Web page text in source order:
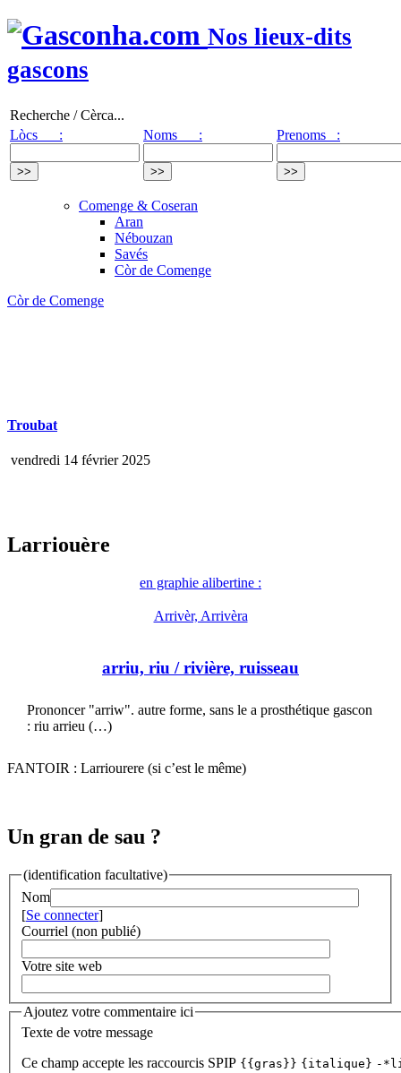
Nos lieux-dits
gascons
Recherche / Cèrca...
Lòcs :
Noms : Prenoms :
Comenge & Coseran
Aran
Nébouzan
Savés
Còr de Comenge
Còr de Comenge
Troubat
vendredi 14 février 2025
Larriouère
en graphie alibertine :
Arrivèr, Arrivèra
arriu, riu / rivière, ruisseau
Prononcer "arriw". autre forme, sans le a prosthétique gascon
: riu arrieu (…)
FANTOIR : Larriourere (si c’est le même)
Un gran de sau ?
(identification facultative)
Nom
[Se connecter]
Courriel (non publié)
Votre site web
Ajoutez votre commentaire ici
Texte de votre message
Ce champ accepte les raccourcis SPIP {{gras}} {italique} -